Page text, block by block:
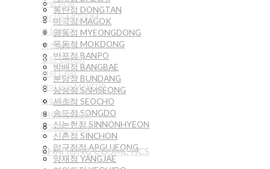
동탄점 DONGTAN
마곡점 MAGOK
명동점 MYEONGDONG
목동점 MOKDONG
반포점 BANPO
방배점 BANGBAE
분당점 BUNDANG
삼성점 SAMSEONG
서초점 SEOCHO
송도점 SONGDO
신논현점 SINNONHYEON
신촌점 SINCHON
압구정점 APGUJEONG
양재점 YANGJAE
단발 BOB
미디움 MEDIUM
롱 LONG
맨즈 MAN
컬러 COLOR
케어 CARE
메이크업 MAKEUP
네일NAIL
PROMOTION
COLLECTION
CHAHONG COSMETICS